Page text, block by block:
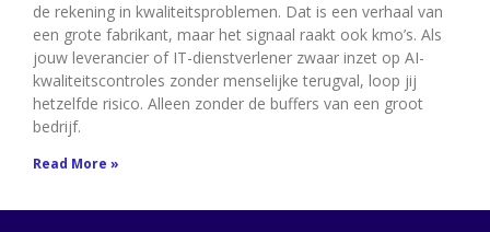
de rekening in kwaliteitsproblemen. Dat is een verhaal van
een grote fabrikant, maar het signaal raakt ook kmo’s. Als
jouw leverancier of IT-dienstverlener zwaar inzet op AI-
kwaliteitscontroles zonder menselijke terugval, loop jij
hetzelfde risico. Alleen zonder de buffers van een groot
bedrijf.
Read More »